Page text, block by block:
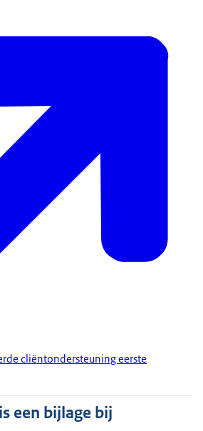
cliëntondersteuning eerste
een bijlage bij